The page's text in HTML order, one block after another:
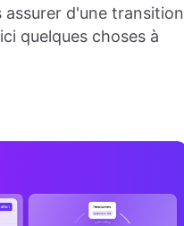
d'une transition
quelques choses à